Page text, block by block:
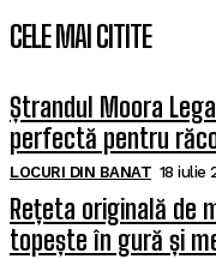
CELE MAI CITITE
Ștrandul Moora
perfectă pentru
LOCURI DIN BANAT 18 iulie
Rețeta originală de
topește în gură și